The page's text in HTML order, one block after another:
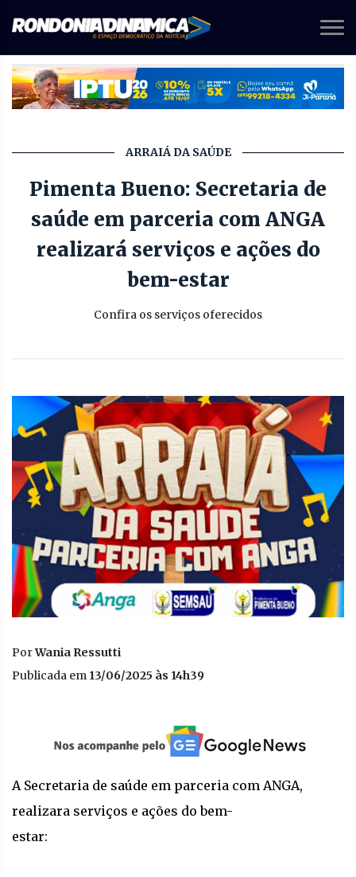
ARRAIÁ DA SAÚDE
Pimenta Bueno: Secretaria de
saúde em parceria com ANGA
realizará serviços e ações do
bem-estar
Confira os serviços oferecidos
PorWania Ressutti
Publicada em 13/06/2025 às 14h39
A Secretaria de saúde em parceria com ANGA,
realizara serviços e ações do bem-
estar: